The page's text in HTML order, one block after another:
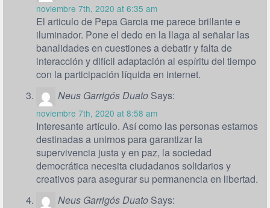
noviembre 7th, 2020 at 6:35 am
El articulo de Pepa Garcia me parece brillante e
iluminador. Pone el dedo en la llaga al señalar las
banalidades en cuestiones a debatir y falta de
interacción y difícil adaptación al espíritu del tiempo
con la participación líquida en internet.
Neus Garrigós Duato Says:
noviembre 7th, 2020 at 8:58 am
Interesante artículo. Así como las personas estamos
destinadas a unirnos para garantizar la
supervivencia justa y en paz, la sociedad
democrática necesita ciudadanos solidarios y
creativos para asegurar su permanencia en libertad.
Neus Garrigós Duato Says: